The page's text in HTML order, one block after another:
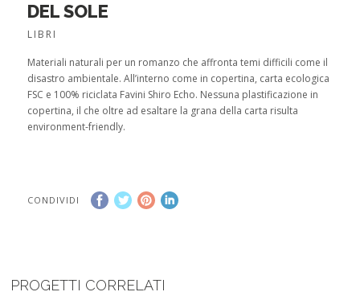
DEL SOLE
LIBRI
Materiali naturali per un romanzo che affronta temi difficili come il
disastro ambientale. All’interno come in copertina, carta ecologica
FSC e 100% riciclata Favini Shiro Echo. Nessuna plastificazione in
copertina, il che oltre ad esaltare la grana della carta risulta
environment-friendly.
CONDIVIDI
PROGETTI CORRELATI